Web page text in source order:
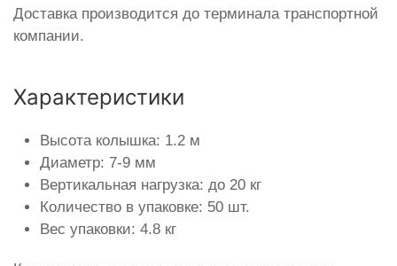
Доставка производится до терминала транспортной
компании.
Характеристики
Высота колышка: 1.2 м
Диаметр: 7-9 мм
Вертикальная нагрузка: до 20 кг
Количество в упаковке: 50 шт.
Вес упаковки: 4.8 кг